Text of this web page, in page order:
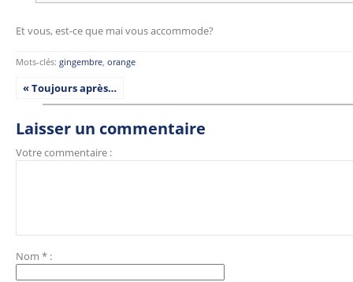
Et vous, est-ce que mai vous accommode?
Mots-clés: gingembre, orange
« Toujours après…
Laisser un commentaire
Votre commentaire :
Nom * :